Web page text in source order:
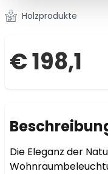
Holzprodukte
€ 198,1
Die Eleganz der